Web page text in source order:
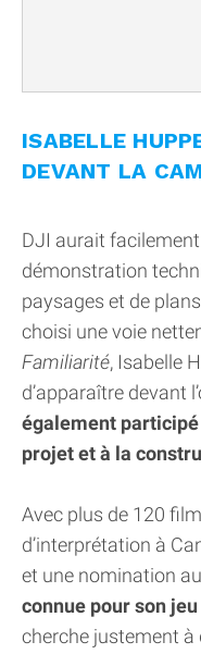
ISABELLE
DEVANT LA
DJI aurait
démonstration
paysages et de
choisi une voie
Familiarité, Isabelle
d’apparaître devant
également
projet et à la
Avec plus de 120
d’interprétation à
et une nomination
connue pour son
cherche justement